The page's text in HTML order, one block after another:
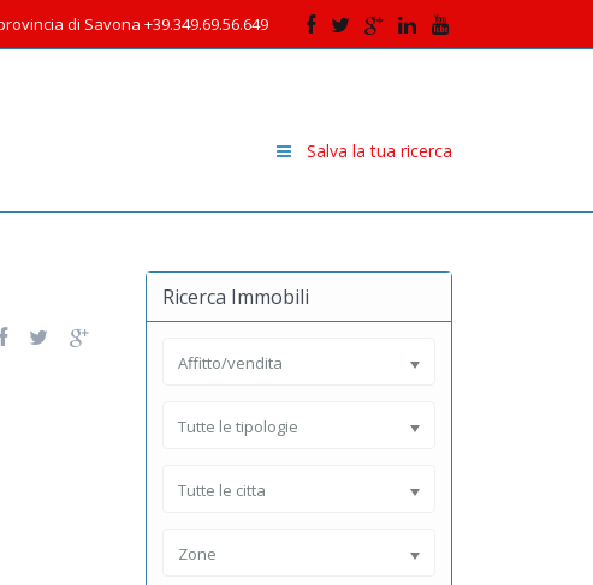
di Savona +39.349.69.56.649
Salva la tua ricerca
Ricerca Immobili
Affitto/vendita
Tutte le tipologie
Tutte le citta
Zone